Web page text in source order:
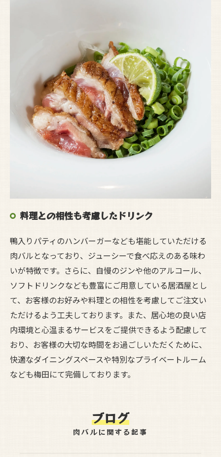
料理との相性も考慮したドリンク
鴨入りパティのハンバーガーなども堪能していただける
肉バルとなっており、ジューシーで食べ応えのある味わ
いが特徴です。さらに、自慢のジンや他のアルコール、
ソフトドリンクなども豊富にご用意している居酒屋とし
て、お客様のお好みや料理との相性を考慮してご注文い
ただけるよう工夫しております。また、居心地の良い店
内環境と心温まるサービスをご提供できるよう配慮して
おり、お客様の大切な時間をお過ごしいただくために、
快適なダイニングスペースや特別なプライベートルーム
なども梅田にて完備しております。
ブログ
肉バルに関する記事